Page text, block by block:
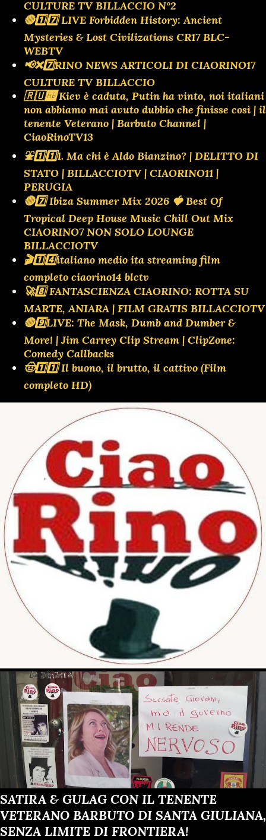
CULTURE TV BILLACCIO N°2
🔴1️⃣7️⃣ LIVE Forbidden History: Ancient
Mysteries & Lost Civilizations CR17 BLC-
WEBTV
📢❌️7️⃣RINO NEWS ARTICOLI DI CIAORINO17
CULTURE TV BILLACCIO
🇷🇺🆎 Kiev è caduta, Putin ha vinto, noi italiani
non abbiamo mai avuto dubbio che finisse così | il
tenente Veterano | Barbuto Channel |
CiaoRinoTV13
⛲️1️⃣1️⃣1. Ma chi è Aldo Bianzino? | DELITTO DI
STATO | BILLACCIOTV | CIAORINO11 |
PERUGIA
🔴7️⃣ Ibiza Summer Mix 2026 🍓 Best Of
Tropical Deep House Music Chill Out Mix
CIAORINO7 NON SOLO LOUNGE
BILLACCIOTV
🎬1️⃣4️⃣italiano medio ita streaming film
completo ciaorino14 blctv
🚀8️⃣ FANTASCIENZA CIAORINO: ROTTA SU
MARTE, ANIARA | FILM GRATIS BILLACCIOTV
🔴9️⃣LIVE: The Mask, Dumb and Dumber &
More! | Jim Carrey Clip Stream | ClipZone:
Comedy Callbacks
🤠1️⃣1️⃣ Il buono, il brutto, il cattivo (Film
completo HD)
SATIRA & GULAG CON IL TENENTE
VETERANO BARBUTO DI SANTA GIULIANA,
SENZA LIMITE DI FRONTIERA!